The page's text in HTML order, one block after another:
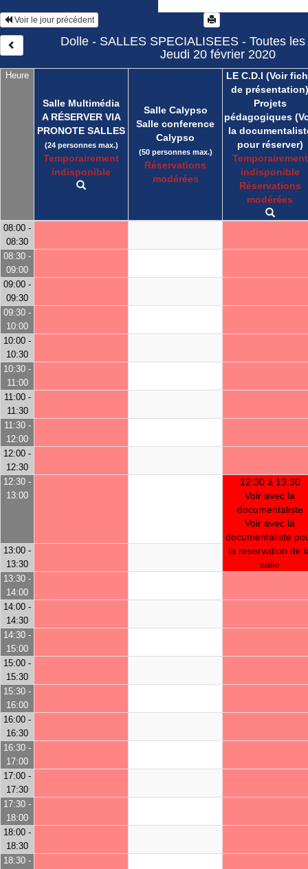
Heure
Salle Multimédia
A RÉSERVER VIA
PRONOTE SALLES
(24 personnes max.)
Temporairement
indisponible
Salle Calypso
Salle conference
Calypso
(50 personnes max.)
Réservations
modérées
LE C.D.I (Voir
de présentation)
Projets
pédagogiques
la
pour réserver)
Temporairement
indisponible
Réservations
modérées
Voir le jour précédent
Dolle - SALLES SPECIALISEES - Toutes
Jeudi 20 février 2020
08:00 -
08:30
08:30 -
09:00
09:00 -
09:30
09:30 -
10:00
10:00 -
10:30
10:30 -
11:00
11:00 -
11:30
11:30 -
12:00
12:00 -
12:30
12:30 -
13:00
12:30 à 13:30
Voir avec la
documentaliste
Voir avec la
documentaliste
la reservation de
salle
13:00 -
13:30
13:30 -
14:00
14:00 -
14:30
14:30 -
15:00
15:00 -
15:30
15:30 -
16:00
16:00 -
16:30
16:30 -
17:00
17:00 -
17:30
17:30 -
18:00
18:00 -
18:30
18:30 -